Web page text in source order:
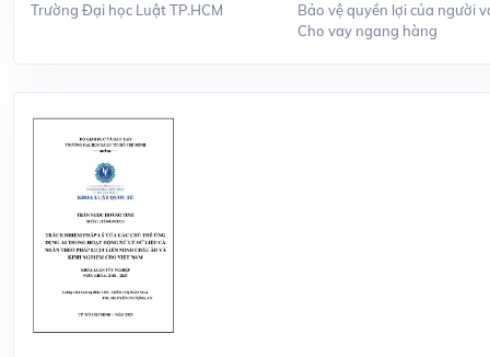
Trường Đại học Luật TP.HCM
Bảo vệ quyền lợi của người
Cho vay ngang hàng